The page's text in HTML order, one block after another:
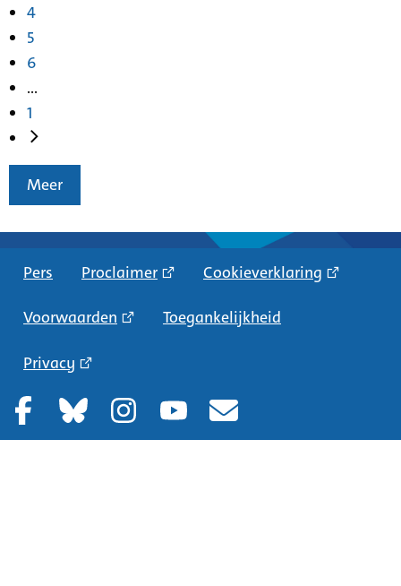
4
5
6
...
1
Meer
Pers Proclaimer Cookieverklaring
Voorwaarden Toegankelijkheid
Privacy